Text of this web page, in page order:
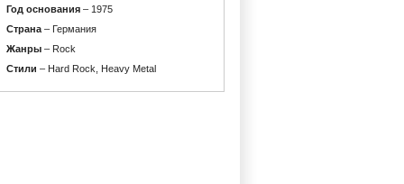
Год основания– 1975
Страна– Германия
Жанры– Rock
Стили – Hard Rock, Heavy Metal